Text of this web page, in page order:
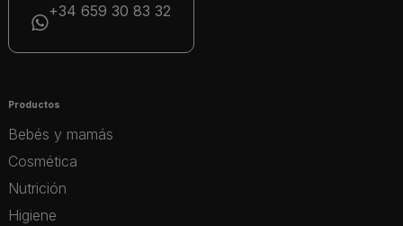
+34 659 30 83 32
Productos
Bebés y mamás
Cosmética
Nutrición
Higiene